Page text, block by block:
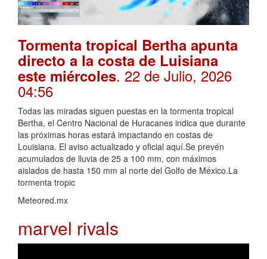
Tormenta tropical Bertha apunta
directo a la costa de Luisiana
este miércoles. 22 de Julio, 2026
04:56
Todas las miradas siguen puestas en la tormenta tropical
Bertha, el Centro Nacional de Huracanes indica que durante
las próximas horas estará impactando en costas de
Louisiana. El aviso actualizado y oficial aquí.Se prevén
acumulados de lluvia de 25 a 100 mm, con máximos
aislados de hasta 150 mm al norte del Golfo de México.La
tormenta tropic
Meteored.mx
marvel rivals